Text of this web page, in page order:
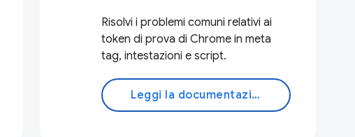
Risolvi i problemi comuni relativi ai
token di prova di Chrome in meta
tag, intestazioni e script.
Leggi la documentazione